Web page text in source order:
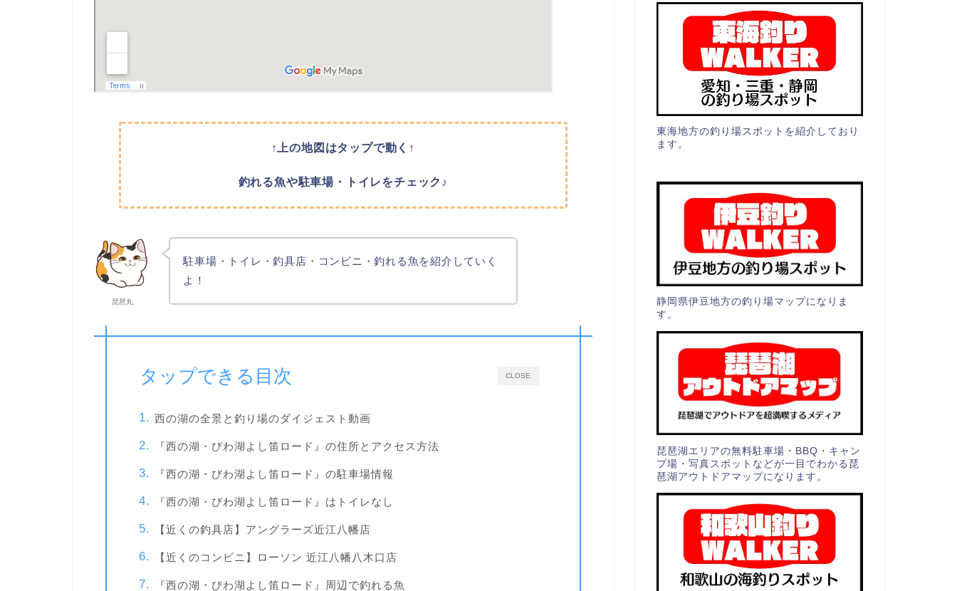
↑上の地図はタップで動く↑
釣れる魚や駐車場・トイレをチェック♪
琵琶丸
駐車場・トイレ・釣具店・コンビニ・釣れる魚を紹介していく
よ！
CLOSE
タップできる目次
西の湖の全景と釣り場のダイジェスト動画
『西の湖・びわ湖よし笛ロード』の住所とアクセス方法
『西の湖・びわ湖よし笛ロード』の駐車場情報
『西の湖・びわ湖よし笛ロード』はトイレなし
【近くの釣具店】アングラーズ近江八幡店
【近くのコンビニ】ローソン 近江八幡八木口店
『西の湖・びわ湖よし笛ロード』周辺で釣れる魚
東海地方の釣り場スポットを紹介しており
ます。
静岡県伊豆地方の釣り場マップになりま
す。
琵琶湖エリアの無料駐車場・BBQ・キャン
プ場・写真スポットなどが一目でわかる琵
琶湖アウトドアマップになります。